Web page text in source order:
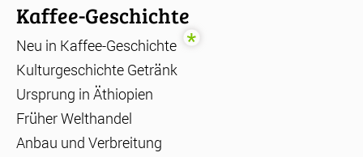
Kaffee-Geschichte
Neu in Kaffee-Geschichte
Kulturgeschichte Getränk
Ursprung in Äthiopien
Früher Welthandel
Anbau und Verbreitung